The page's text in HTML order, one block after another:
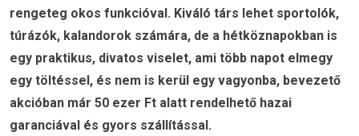
rengeteg okos funkcióval. Kiváló társ lehet sportolók,
túrázók, kalandorok számára, de a hétköznapokban is
egy praktikus, divatos viselet, ami több napot elmegy
egy töltéssel, és nem is kerül egy vagyonba, bevezető
akcióban már 50 ezer Ft alatt rendelhető hazai
garanciával és gyors szállítással.